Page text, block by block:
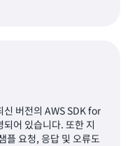
버전의 AWS SDK for
어 있습니다. 또한 지
플 요청, 응답 및 오류도